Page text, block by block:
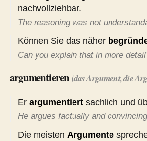
nachvollziehbar.
The reasoning was not
Können Sie das näher
Can you explain that in more
argumentieren (das Argument, die
Er argumentiert sachlich und
He argues factually and
Die meisten Argumente